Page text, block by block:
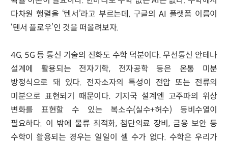
다차원 행렬을 ‘텐서’라고 부르는데, 구글의 AI 플랫폼 이름이
‘텐서 플로우’인 것을 떠올려보자.
4G, 5G 등 통신 기술의 진화도 수학 덕분이다. 무선통신 안테나
설계에 활용되는 전자기학, 전자공학 등은 온통 미분
방정식으로 돼 있다. 전자소자의 특성이 전압 또는 전류의
미분으로 표현되기 때문이다. 기지국 설계엔 고주파의 위상
변화를 표현할 수 있는 복소수(실수+허수) 등비수열이
필요하다. 이 밖에 물류 최적화, 첨단의료 장비, 금융 보안 등
수학이 활용되는 경우는 일일이 셀 수가 없다. 수학은 우리가